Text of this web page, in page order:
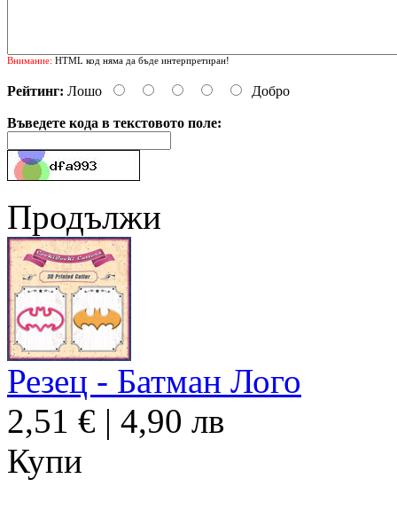
Внимание: HTML код няма да бъде интерпретиран!
Рейтинг: Лошо Добро
Въведете кода в текстовото поле:
Продължи
Резец - Батман Лого
2,51 € | 4,90 лв
Купи